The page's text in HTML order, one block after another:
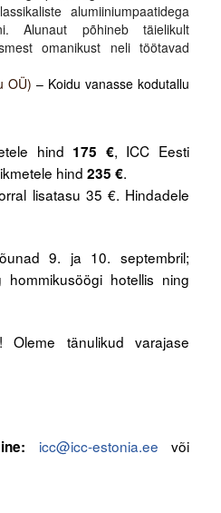
alumiiniumpaatidega
Alunaut põhineb täielikult
omanikust neli töötavad
OÜ) – Koidu vanasse kodutallu
hind 175 €, ICC Eesti
hind 235 €.
lisatasu 35 €. Hindadele
9. ja 10. septembril;
hotellis ning
tänulikud varajase
icc@icc-estonia.ee või